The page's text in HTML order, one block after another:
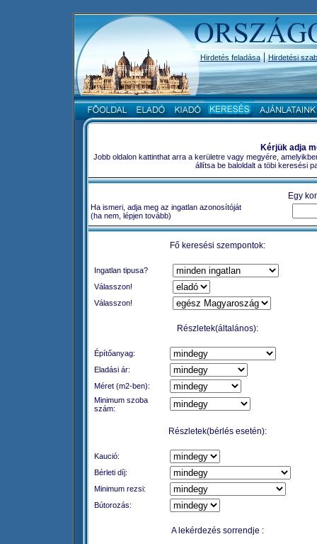
Hirdetés feladása|Hirdetési
Kérjük adja
Jobb oldalon kattinthat arra a kerületre vagy megyére,
állítsa be baloldalt a töbi keresési
Egy
Ha ismeri, adja meg az ingatlan azonosítóját
(ha nem, lépjen tovább)
Fő keresési szempontok:
Ingatlan tipusa?
Válasszon!
Válasszon!
Részletek(általános):
Építőanyag:
Eladási ár:
Méret (m2-ben):
Minimum szoba
szám:
Részletek(bérlés esetén):
Kaució:
Bérleti díj:
Minimum rezsi:
Bútorozás:
A lekérdezés sorrendje :